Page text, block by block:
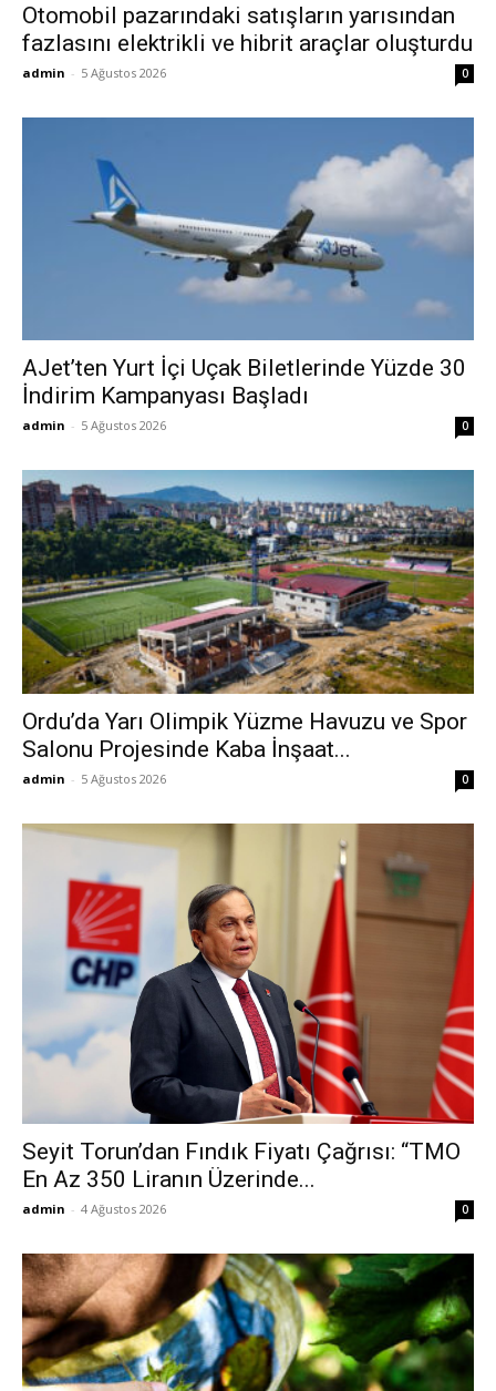
Otomobil pazarındaki satışların yarısından
fazlasını elektrikli ve hibrit araçlar oluşturdu
admin - 5 Ağustos 2026 0
AJet’ten Yurt İçi Uçak Biletlerinde Yüzde 30
İndirim Kampanyası Başladı
admin - 5 Ağustos 2026 0
Ordu’da Yarı Olimpik Yüzme Havuzu ve Spor
Salonu Projesinde Kaba İnşaat...
admin - 5 Ağustos 2026 0
Seyit Torun’dan Fındık Fiyatı Çağrısı: “TMO
En Az 350 Liranın Üzerinde...
admin - 4 Ağustos 2026 0